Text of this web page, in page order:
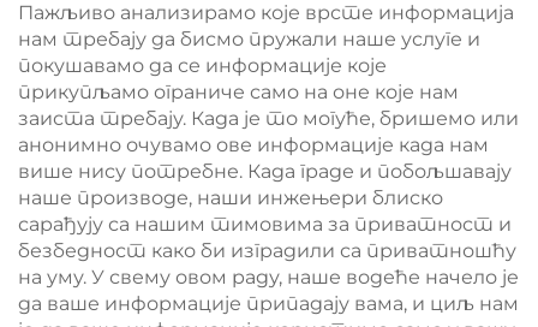
Пажљиво анализирамо које врсте информација
нам требају да бисмо пружали наше услуге и
покушавамо да се информације које
прикупљамо ограниче само на оне које нам
заиста требају. Када је то могуће, бришемо или
анонимно очувамо ове информације када нам
више нису потребне. Када граде и побољшавају
наше производе, наши инжењери блиско
сарађују са нашим тимовима за приватност и
безбедност како би изградили са приватношћу
на уму. У свему овом раду, наше водеће начело је
да ваше информације припадају вама, и циљ нам